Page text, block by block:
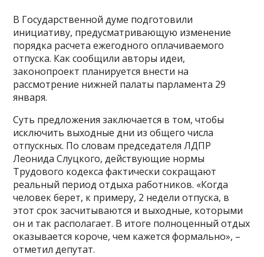
В Государственной думе подготовили
инициативу, предусматривающую изменение
порядка расчета ежегодного оплачиваемого
отпуска. Как сообщили авторы идеи,
законопроект планируется внести на
рассмотрение нижней палаты парламента 29
января.
Суть предложения заключается в том, чтобы
исключить выходные дни из общего числа
отпускных. По словам председателя ЛДПР
Леонида Слуцкого, действующие нормы
Трудового кодекса фактически сокращают
реальный период отдыха работников. «Когда
человек берет, к примеру, 2 недели отпуска, в
этот срок засчитываются и выходные, которыми
он и так располагает. В итоге полноценный отдых
оказывается короче, чем кажется формально», –
отметил депутат.